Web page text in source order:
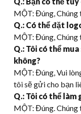
MỘT: Đúng, Chúng
Q.: Có thể đặt
MỘT: Đúng, Chúng
Q.: Tôi có thể
không?
MỘT: Đúng, Vui
tôi sẽ gửi cho bạn
Q.: Tôi có thể làm
MỘT: Đúng. Chúng